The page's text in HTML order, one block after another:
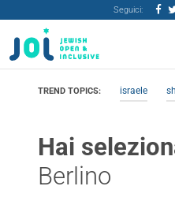
Seguici:
TREND TOPICS: israele
Hai
Berlino